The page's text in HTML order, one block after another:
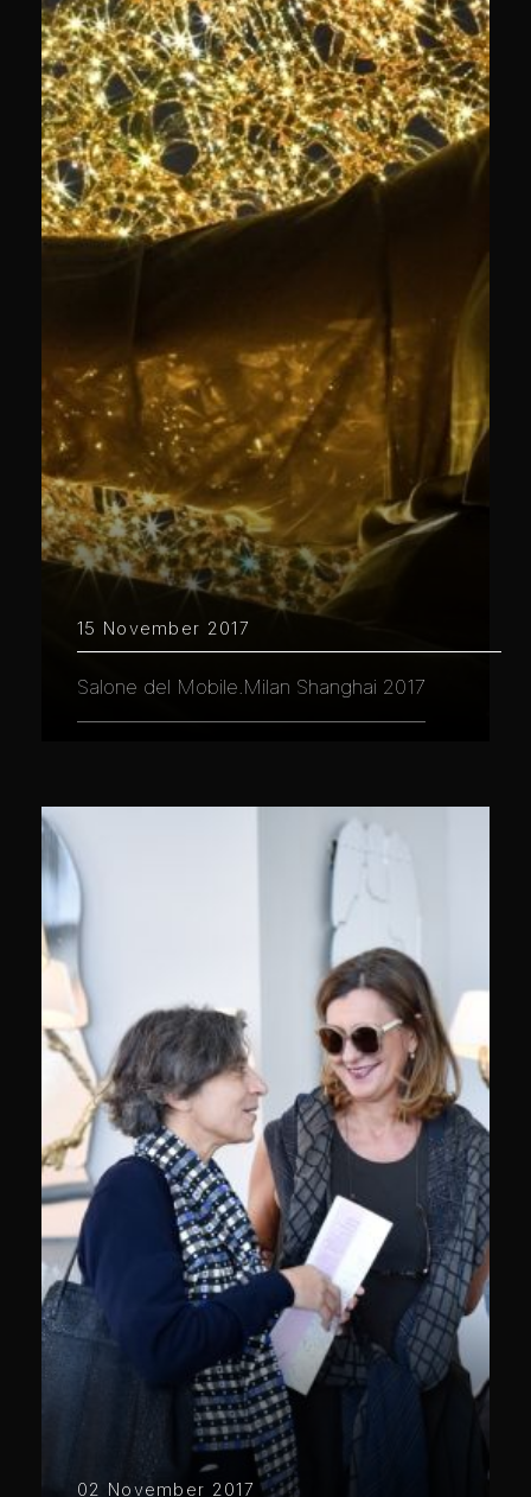
15 November 2017
Salone del Mobile.Milan Shanghai 2017
02 November 2017